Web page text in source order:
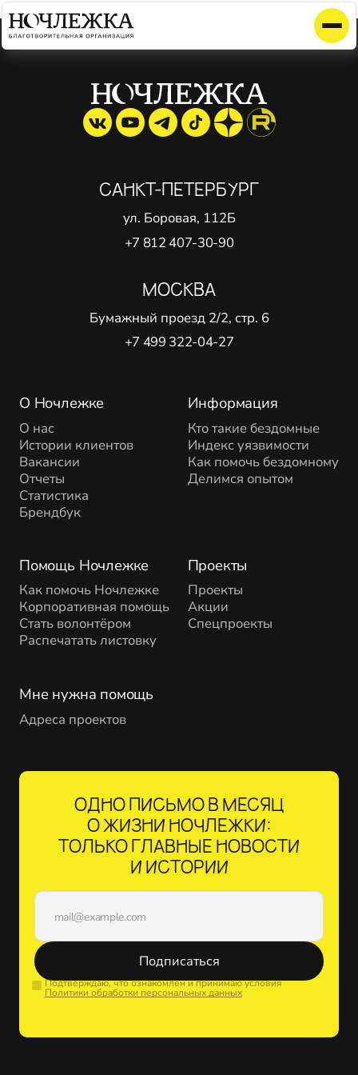
Элемент не найден!
О Ночлежке
О нас
Истории клиентов
Вакансии
Отчеты
Статистика
Брендбук
Помощь Ночлежке
Как помочь Ночлежке
Корпоративная помощь
Стать волонтёром
Распечатать листовку
Проекты
Проекты
Акции
Спецпроекты
Информация
Кто такие бездомные
Индекс уязвимости
Как помочь бездомному
Делимся опытом
Мне нужна помощь
Адреса проектов
САНКТ-ПЕТЕРБУРГ
ул. Боровая, 112Б
+7 812 407-30-90
МОСКВА
Бумажный проезд 2/2, стр. 6
+7 499 322-04-27
ОДНО ПИСЬМО В МЕСЯЦ
О ЖИЗНИ НОЧЛЕЖКИ:
ТОЛЬКО ГЛАВНЫЕ НОВОСТИ
И ИСТОРИИ
Подписаться
Подтверждаю, что ознакомлен и принимаю условия
Политики обработки персональных данных